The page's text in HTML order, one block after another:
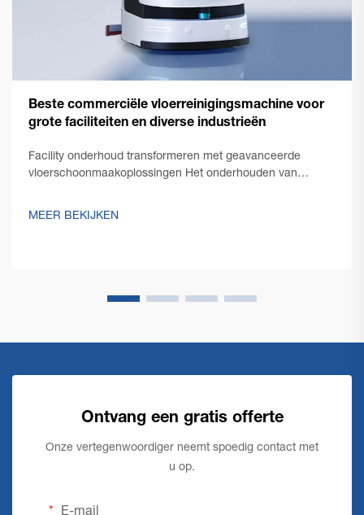
Beste commerciële vloerreinigingsmachine voor
grote faciliteiten en diverse industrieën
Facility onderhoud transformeren met geavanceerde
vloerschoonmaakoplossingen Het onderhouden van
unieke uitdagingen, die robuuste en efficiënte oplossingen
MEER BEKIJKEN
Ontvang een gratis offerte
Onze vertegenwoordiger neemt spoedig contact met
u op.